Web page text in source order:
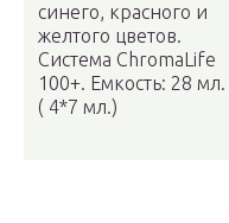
синего, красного и
желтого цветов.
Система ChromaLife
100+. Емкость: 28 мл.
( 4*7 мл.)